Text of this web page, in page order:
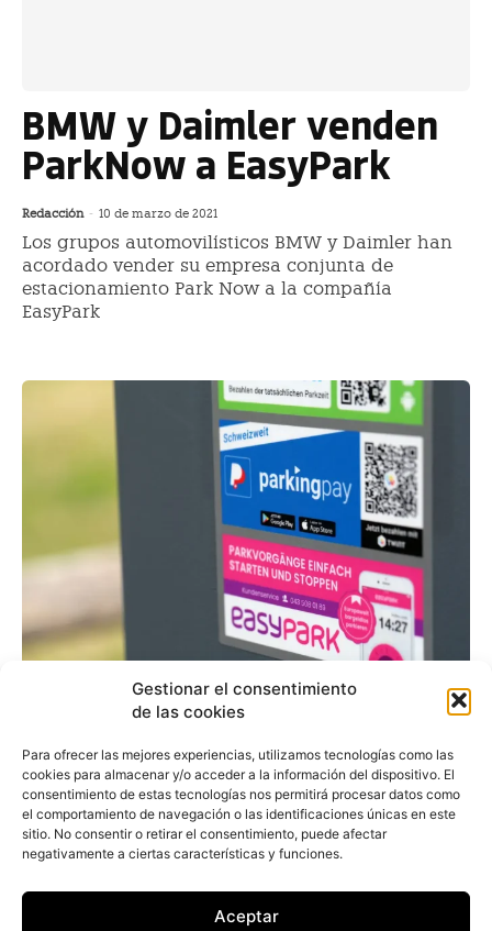
Gestionar el consentimiento
de las cookies
Para ofrecer las mejores experiencias, utilizamos tecnologías como las
cookies para almacenar y/o acceder a la información del dispositivo. El
consentimiento de estas tecnologías nos permitirá procesar datos como
el comportamiento de navegación o las identificaciones únicas en este
sitio. No consentir o retirar el consentimiento, puede afectar
negativamente a ciertas características y funciones.
Aceptar
BMW y Daimler venden
ParkNow a EasyPark
Redacción - 10 de marzo de 2021
Los grupos automovilísticos BMW y Daimler han
acordado vender su empresa conjunta de
estacionamiento Park Now a la compañía
EasyPark
EasyPark compra
Parkimeter
Technologies
Redacción - 20 de enero de 2021
'startup' española Parkimeter Technologies, una